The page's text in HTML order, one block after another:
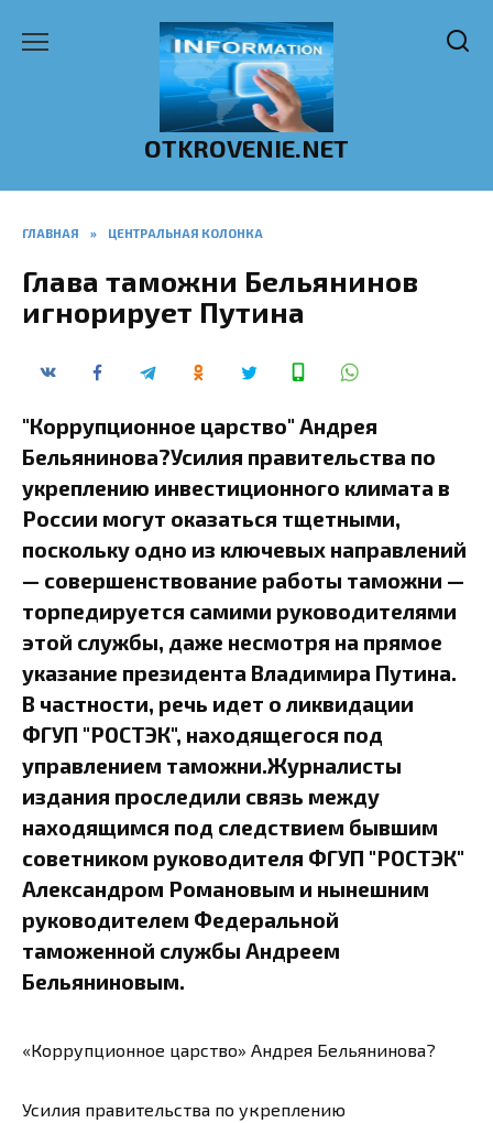
OTKROVENIE.NET
ГЛАВНАЯ » ЦЕНТРАЛЬНАЯ КОЛОНКА
Глава таможни Бельянинов
игнорирует Путина
"Коррупционное царство" Андрея
Бельянинова?Усилия правительства по
укреплению инвестиционного климата в
России могут оказаться тщетными,
поскольку одно из ключевых направлений
— совершенствование работы таможни —
торпедируется самими руководителями
этой службы, даже несмотря на прямое
указание президента Владимира Путина.
В частности, речь идет о ликвидации
ФГУП "РОСТЭК", находящегося под
управлением таможни.Журналисты
издания проследили связь между
находящимся под следствием бывшим
советником руководителя ФГУП "РОСТЭК"
Александром Романовым и нынешним
руководителем Федеральной
таможенной службы Андреем
Бельяниновым.
«Коррупционное царство» Андрея Бельянинова?
Усилия правительства по укреплению